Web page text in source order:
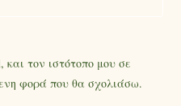
τον ιστότοπο μου σε
φορά που θα σχολιάσω.